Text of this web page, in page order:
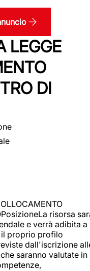
LEGGE
DI
risorsa
e verrà adibita a
proprio profilo
dall'iscrizione
saranno valutate in